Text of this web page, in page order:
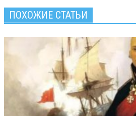
ПОХОЖИЕ СТАТЬИ